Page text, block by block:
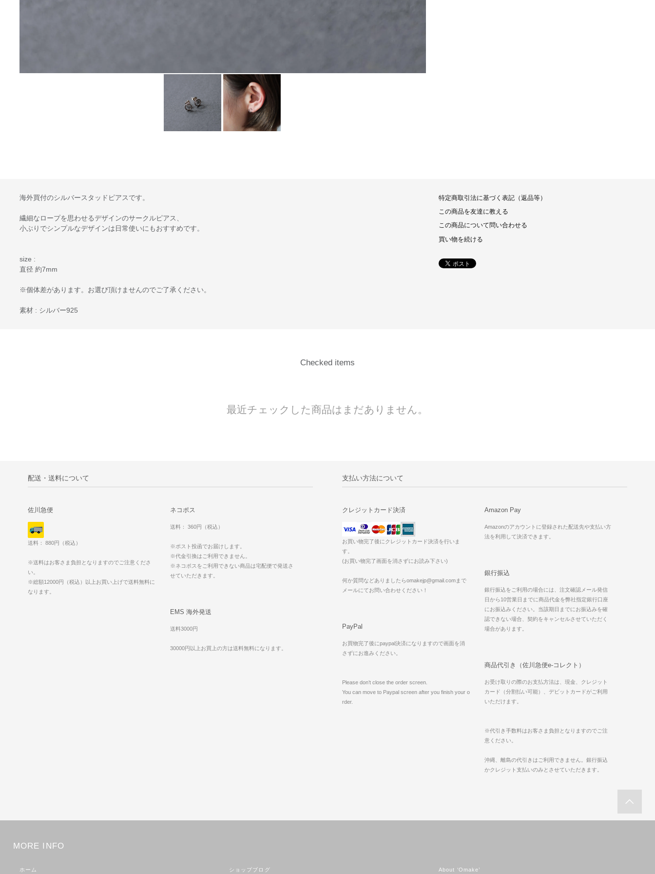
海外買付のシルバースタッドピアスです。
繊細なロープを思わせるデザインのサークルピアス、
小ぶりでシンプルなデザインは日常使いにもおすすめです。
size :
直径 約7mm
※個体差があります。お選び頂けませんのでご了承ください。
素材 : シルバー925
特定商取引法に基づく表記（返品等）
この商品を友達に教える
この商品について問い合わせる
買い物を続ける
Checked items
最近チェックした商品はまだありません。
配送・送料について
佐川急便
送料： 880円（税込）
※送料はお客さま負担となりますのでご注意くださ
い。
※総額12000円（税込）以上お買い上げで送料無料に
なります。
ネコポス
送料： 360円（税込）
※ポスト投函でお届けします。
※代金引換はご利用できません。
※ネコポスをご利用できない商品は宅配便で発送さ
せていただきます。
EMS 海外発送
送料3000円
30000円以上お買上の方は送料無料になります。
支払い方法について
クレジットカード決済
お買い物完了後にクレジットカード決済を行いま
す。
(お買い物完了画面を消さずにお読み下さい)
何か質問などありましたらomakejp@gmail.comまで
メールにてお問い合わせください！
Amazon Pay
Amazonのアカウントに登録された配送先や支払い方
法を利用して決済できます。
銀行振込
銀行振込をご利用の場合には、注文確認メール発信
日から10営業日までに商品代金を弊社指定銀行口座
にお振込みください。当該期日までにお振込みを確
認できない場合、契約をキャンセルさせていただく
場合があります。
PayPal
お買物完了後にpaypal決済になりますので画面を消
さずにお進みください。
Please don’t close the order screen.
You can move to Paypal screen after you finish your o
rder.
商品代引き（佐川急便e-コレクト）
お受け取りの際のお支払方法は、現金、クレジット
カード（分割払い可能）、デビットカードがご利用
いただけます。
※代引き手数料はお客さま負担となりますのでご注
意ください。
沖縄、離島の代引きはご利用できません。銀行振込
かクレジット支払いのみとさせていただきます。
MORE INFO
ホーム ショップブログ About ‘Omake’